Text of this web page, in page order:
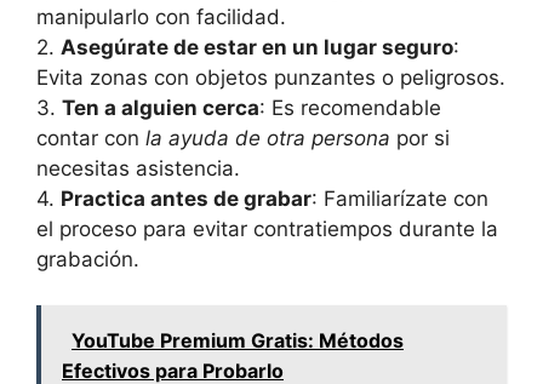
manipularlo con facilidad.
2. Asegúrate de estar en un lugar seguro:
Evita zonas con objetos punzantes o peligrosos.
3. Ten a alguien cerca: Es recomendable
contar con la ayuda de otra persona por si
necesitas asistencia.
4. Practica antes de grabar: Familiarízate con
el proceso para evitar contratiempos durante la
grabación.
YouTube Premium Gratis: Métodos
Efectivos para Probarlo